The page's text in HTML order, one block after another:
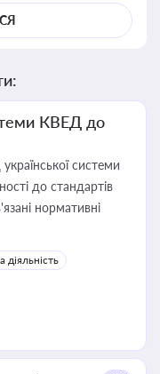
КВЕД до
системи
до стандартів
нормативні
діяльність